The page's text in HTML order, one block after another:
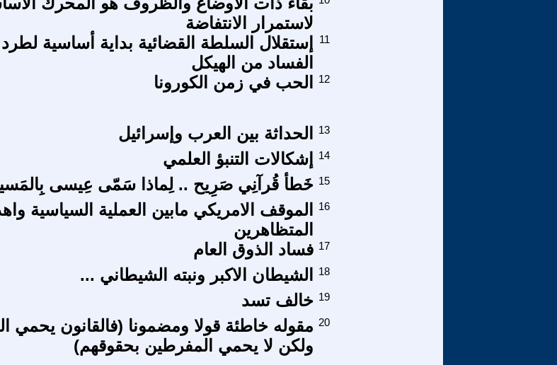
لاستمرار الانتفاضة
إستقلال السلطة القضائية بداية أساسية
الفساد من الهيكل
11
الحب في زمن الكورونا 12
الحداثة بين العرب وإسرائيل 13
إشكالات التنبؤ العلمي 14
خَطأ قُرآنِي صَرِيح .. لِماذا سَمّى عِيسى 15
الموقف الامريكي مابين العملية السياسية
المتظاهرين
16
فساد الذوق العام 17
الشيطان الاكبر ونبته الشيطاني ... 18
خالف تسد 19
مقوله خاطئة قولا ومضمونا (فالقانون يحمي
ولكن لا يحمي المفرطين بحقوقهم)
20